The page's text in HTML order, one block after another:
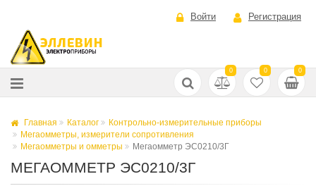
Войти Регистрация
0 0 0
Главная Каталог
Контрольно-измерительные приборы
Мегаомметры, измерители сопротивления
Мегаомметры и омметры
Мегаомметр ЭС0210/3Г
МЕГАОММЕТР ЭС0210/3Г